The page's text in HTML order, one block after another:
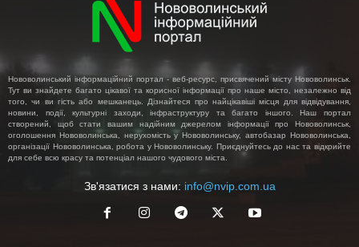
Нововолинський інформаційний портал - веб-ресурс, присвячений місту Нововолинськ.
Тут ви знайдете багато цікавої та корисної інформації про наше місто, незалежно від
того, чи ви гість або мешканець. Дізнайтеся про найцікавіші місця для відвідування,
новини, події, культурні заходи, інфраструктуру та багато іншого. Наш портал
створений, щоб стати вашим надійним джерелом інформації про Нововолинськ,
оголошення Нововолинська, нерухомість у Нововолинську, автобазар Нововолинська,
організації Нововолинська, робота у Нововолинську. Приєднуйтесь до нас та відкрийте
для себе всю красу та потенціал нашого чудового міста.
Зв'язатися з нами: info@nvip.com.ua